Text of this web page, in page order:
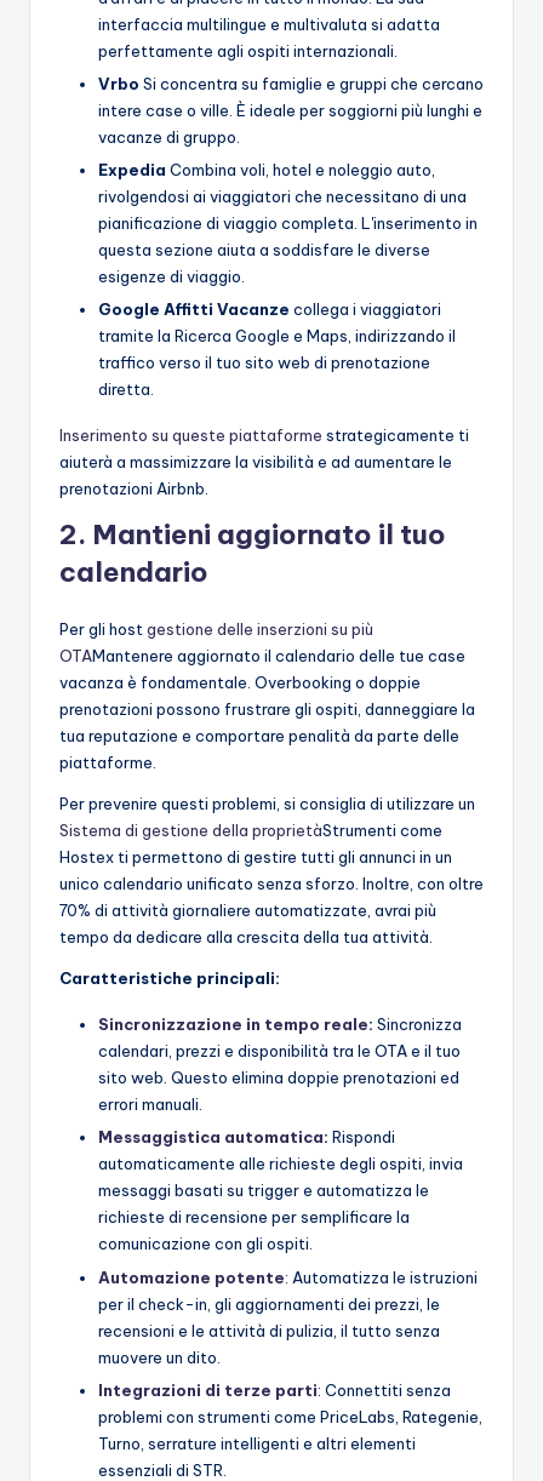
interfaccia multilingue e multivaluta si adatta
perfettamente agli ospiti internazionali.
Vrbo Si concentra su famiglie e gruppi che cercano
intere case o ville. È ideale per soggiorni più lunghi e
vacanze di gruppo.
Expedia Combina voli, hotel e noleggio auto,
rivolgendosi ai viaggiatori che necessitano di una
pianificazione di viaggio completa. L'inserimento in
questa sezione aiuta a soddisfare le diverse
esigenze di viaggio.
Google Affitti Vacanze collega i viaggiatori
tramite la Ricerca Google e Maps, indirizzando il
traffico verso il tuo sito web di prenotazione
diretta.
Inserimento su queste piattaforme strategicamente ti
aiuterà a massimizzare la visibilità e ad aumentare le
prenotazioni Airbnb.
2. Mantieni aggiornato il tuo
calendario
Per gli hostgestione delle inserzioni su più
OTAMantenere aggiornato il calendario delle tue case
vacanza è fondamentale. Overbooking o doppie
prenotazioni possono frustrare gli ospiti, danneggiare la
tua reputazione e comportare penalità da parte delle
piattaforme.
Per prevenire questi problemi, si consiglia di utilizzare un
Sistema di gestione della proprietàStrumenti come
Hostex ti permettono di gestire tutti gli annunci in un
unico calendario unificato senza sforzo. Inoltre, con oltre
70% di attività giornaliere automatizzate, avrai più
tempo da dedicare alla crescita della tua attività.
Caratteristiche principali:
Sincronizzazione in tempo reale: Sincronizza
calendari, prezzi e disponibilità tra le OTA e il tuo
sito web. Questo elimina doppie prenotazioni ed
errori manuali.
Messaggistica automatica: Rispondi
automaticamente alle richieste degli ospiti, invia
messaggi basati su trigger e automatizza le
richieste di recensione per semplificare la
comunicazione con gli ospiti.
Automazione potente: Automatizza le istruzioni
per il check-in, gli aggiornamenti dei prezzi, le
recensioni e le attività di pulizia, il tutto senza
muovere un dito.
Integrazioni di terze parti: Connettiti senza
problemi con strumenti come PriceLabs, Rategenie,
Turno, serrature intelligenti e altri elementi
essenziali di STR.